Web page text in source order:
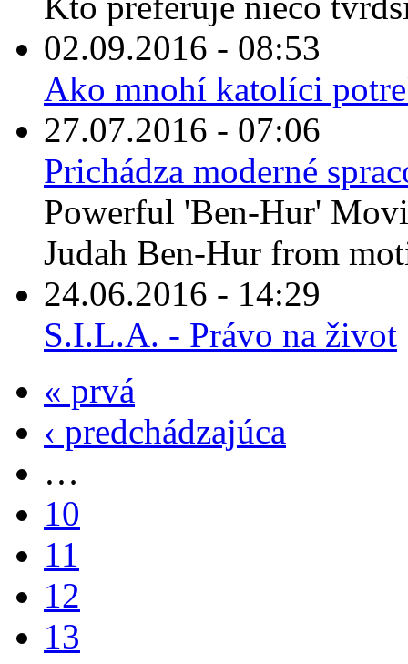
02.09.2016 - 08:53
Ako mnohí katolíci
27.07.2016 - 07:06
Prichádza moderné
Powerful 'Ben-Hur'
Judah Ben-Hur from
24.06.2016 - 14:29
S.I.L.A. - Právo na život
« prvá
‹ predchádzajúca
…
10
11
12
13